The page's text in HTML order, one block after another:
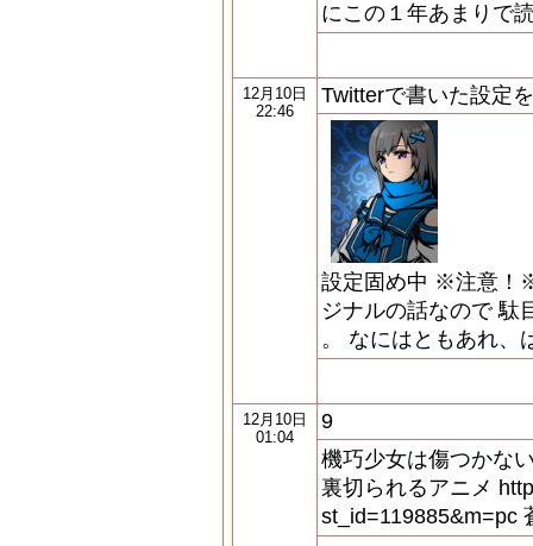
にこの１年あまりで
12月10日
22:46
Twitterで書いた設定
設定固め中 ※注意！
ジナルの話なので 駄
。 なにはともあれ、
12月10日
01:04
9
機巧少女は傷つかな
裏切られるアニメ
st_id=119885&m=pc